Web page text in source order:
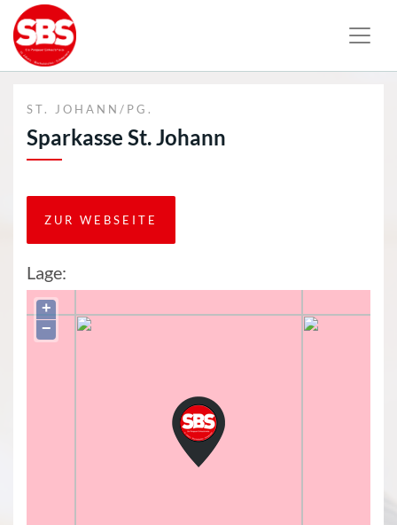
ST. JOHANN/PG.
Sparkasse St. Johann
ZUR WEBSEITE
Lage:
+
−